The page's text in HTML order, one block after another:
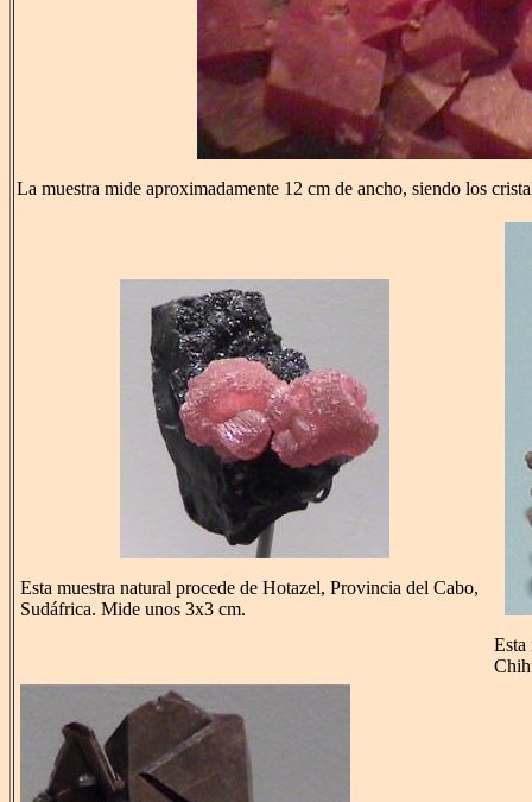
La muestra mide aproximadamente 12 cm de ancho, siendo los
Esta muestra natural procede de Hotazel, Provincia del Cabo,
Sudáfrica. Mide unos 3x3 cm.
Esta